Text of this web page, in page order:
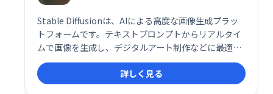
Stable Diffusionは、AIによる高度な画像生成プラッ
トフォームです。テキストプロンプトからリアルタイ
ムで画像を生成し、デジタルアート制作などに最適で
す。オープンソースであるため、高い柔軟性とカスタ
マイズ性を持ち、ユーザー独自の表現を実現できま
す。クリエイティブな表現の可能性を広げる強力なツ
詳しく見る